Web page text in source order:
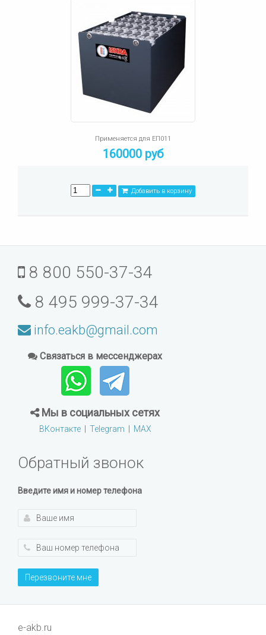
Применяется для ЕП011
160000 руб
Добавить в корзину
8 800 550-37-34
8 495 999-37-34
info.eakb@gmail.com
Связаться в мессенджерах
Мы в социальных сетях
ВКонтакте| Telegram | MAX
Обратный звонок
Введите имя и номер телефона
Перезвоните мне
e-akb.ru